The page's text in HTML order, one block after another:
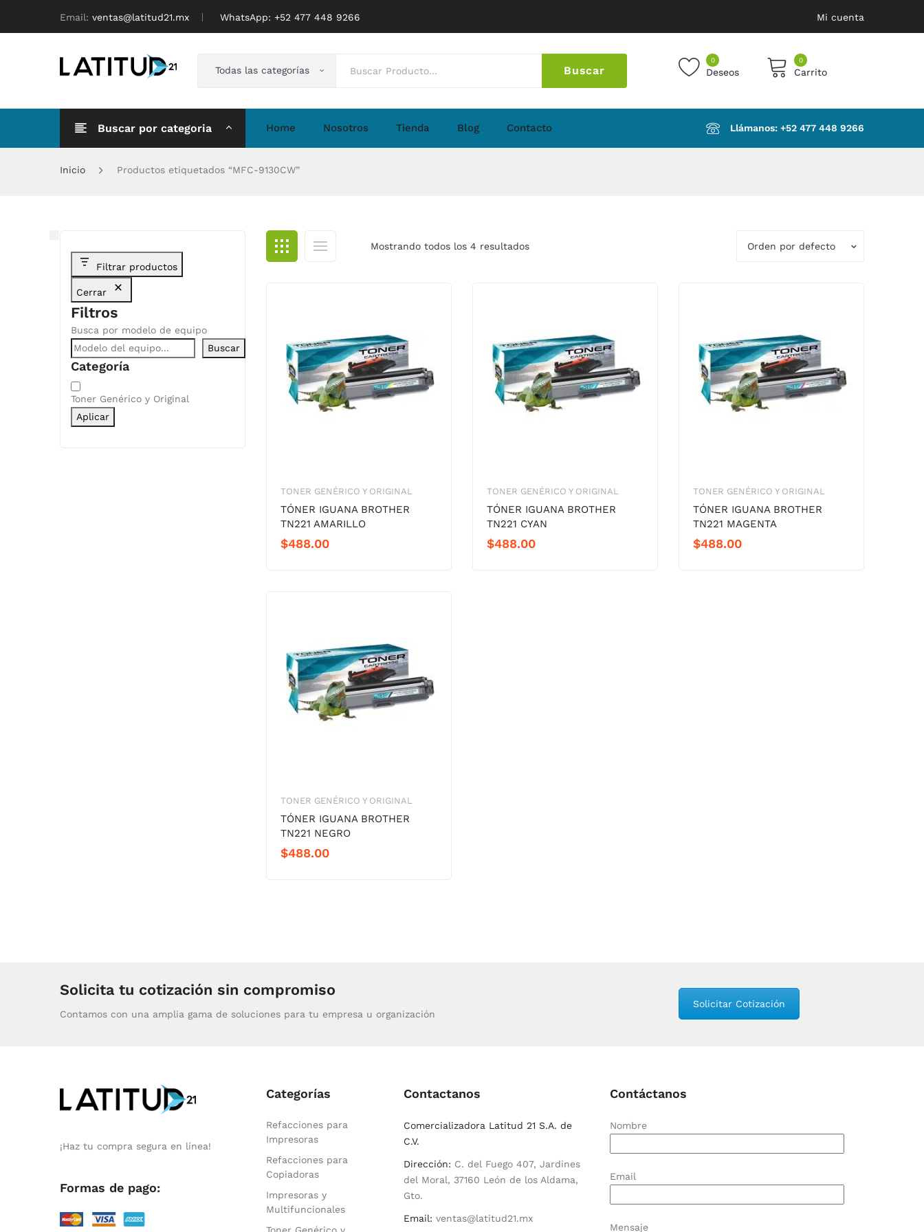
Email: ventas@latitud21.mx WhatsApp: ‪+52 477 448 9266 Mi cuenta
Todas las categorías Buscar
0
Deseos
0
Carrito
No products in the cart.
Buscar por categoria Home Nosotros Tienda Blog Contacto Llámanos: ‪+52 477 448 9266‬
Inicio Productos etiquetados “MFC-9130CW”
Mostrando todos los 4 resultados Orden por defecto
TONER GENÉRICO Y ORIGINAL
TÓNER IGUANA BROTHER
TN221 AMARILLO
$488.00
TONER GENÉRICO Y ORIGINAL
TÓNER IGUANA BROTHER
TN221 CYAN
$488.00
TONER GENÉRICO Y ORIGINAL
TÓNER IGUANA BROTHER
TN221 MAGENTA
$488.00
TONER GENÉRICO Y ORIGINAL
TÓNER IGUANA BROTHER
TN221 NEGRO
$488.00
Filtrar productos
Cerrar
Filtros
Busca por modelo de equipo
Buscar
Categoría
Categoría
Toner Genérico y Original
Aplicar
Solicita tu cotización sin compromiso
Contamos con una amplia gama de soluciones para tu empresa u organización
Solicitar Cotización
¡Haz tu compra segura en línea!
Formas de pago:
Categorías
Refacciones para
Impresoras
Refacciones para
Copiadoras
Impresoras y
Multifuncionales
Contactanos
Comercializadora Latitud 21 S.A. de
C.V.
Dirección: C. del Fuego 407, Jardines
del Moral, 37160 León de los Aldama,
Gto.
Email: ventas@latitud21.mx
Contáctanos
Nombre
Email
Mensaje